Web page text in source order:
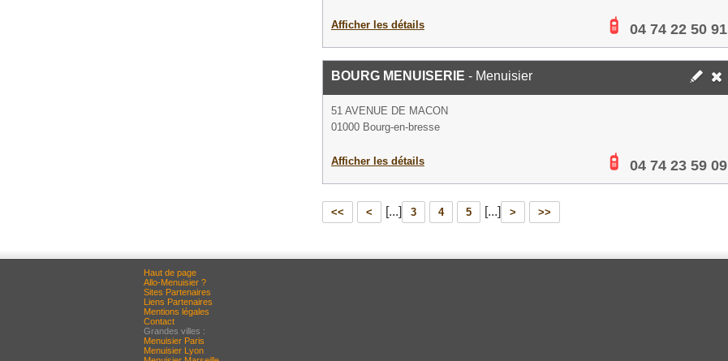
Afficher les détails 04 74 22 50 91
BOURG MENUISERIE - Menuisier
51 AVENUE DE MACON
01000 Bourg-en-bresse
Afficher les détails 04 74 23 59 09
<< < [...] 3 4 5 [...] > >>
Haut de page
Allo-Menuisier ?
Sites Partenaires
Liens Partenaires
Mentions légales
Contact
Grandes villes :
Menuisier Paris
Menuisier Lyon